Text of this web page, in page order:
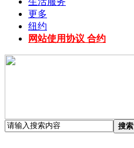
更多
纽约
网站使用协议 合约
搜索